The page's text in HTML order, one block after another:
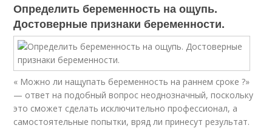
Определить беременность на ощупь.
Достоверные признаки беременности.
« Можно ли нащупать беременность на раннем сроке ?»
— ответ на подобный вопрос неоднозначный, поскольку
это сможет сделать исключительно профессионал, а
самостоятельные попытки, вряд ли принесут результат.